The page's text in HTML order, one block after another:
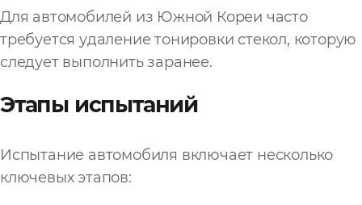
Для автомобилей из Южной Кореи часто
требуется удаление тонировки стекол, которую
следует выполнить заранее.
Этапы испытаний
Испытание автомобиля включает несколько
ключевых этапов: